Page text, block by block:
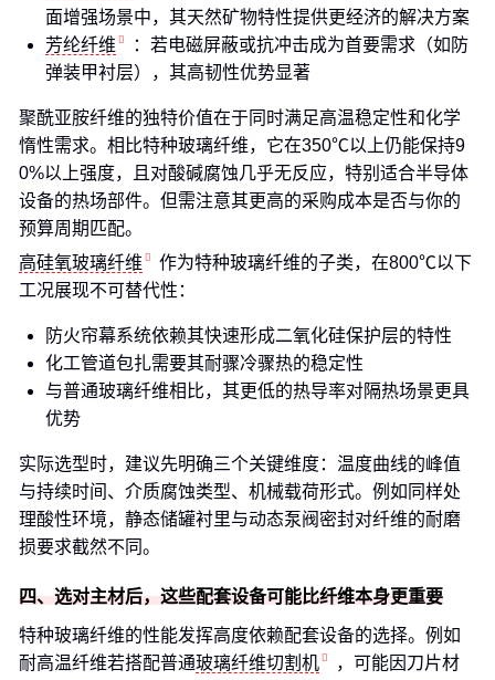
面增强场景中，其天然矿物特性提供更经济的解决方案
芳纶纤维
：若电磁屏蔽或抗冲击成为首要需求（如防
弹装甲衬层），其高韧性优势显著
聚酰亚胺纤维的独特价值在于同时满足高温稳定性和化学
惰性需求。相比特种玻璃纤维，它在350℃以上仍能保持9
0%以上强度，且对酸碱腐蚀几乎无反应，特别适合半导体
设备的热场部件。但需注意其更高的采购成本是否与你的
预算周期匹配。
高硅氧玻璃纤维
作为特种玻璃纤维的子类，在800℃以下
工况展现不可替代性：
防火帘幕系统依赖其快速形成二氧化硅保护层的特性
化工管道包扎需要其耐骤冷骤热的稳定性
与普通玻璃纤维相比，其更低的热导率对隔热场景更具
优势
实际选型时，建议先明确三个关键维度：温度曲线的峰值
与持续时间、介质腐蚀类型、机械载荷形式。例如同样处
理酸性环境，静态储罐衬里与动态泵阀密封对纤维的耐磨
损要求截然不同。
四、选对主材后，这些配套设备可能比纤维本身更重要
特种玻璃纤维的性能发挥高度依赖配套设备的选择。例如
耐高温纤维若搭配普通玻璃纤维切割机
，可能因刀片材